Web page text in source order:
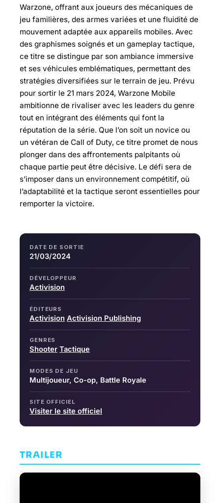
Warzone, offrant aux joueurs des mécaniques de
jeu familières, des armes variées et une fluidité de
mouvement adaptée aux appareils mobiles. Avec
des graphismes soignés et un gameplay tactique,
ce titre se distingue par son ambiance immersive
et ses véhicules emblématiques, permettant des
stratégies diversifiées sur le terrain de jeu. Prévu
pour sortir le 21 mars 2024, Warzone Mobile
ambitionne de rivaliser avec les leaders du genre
tout en intégrant des éléments qui font la
réputation de la série. Que l’on soit un novice ou
un vétéran de Call of Duty, ce titre promet de nous
plonger dans des affrontements palpitants où
chaque partie peut être décisive. Le défi sera de
s’imposer dans un environnement compétitif, où
l’adaptabilité et la tactique seront essentielles pour
remporter la victoire.
DATE DE SORTIE
21/03/2024
DÉVELOPPEUR
Activision
ÉDITEURS
Activision Activision Publishing
GENRES
Shooter Tactique
MODES DE JEU
Multijoueur, Co-op, Battle Royale
SITE OFFICIEL
Visiter le site officiel
TRAILER